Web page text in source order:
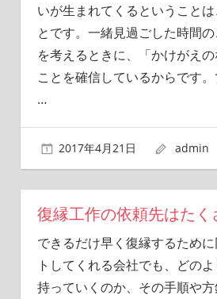
いが生まれてくるということ
とです。一緒見過ごした時間
を考えるときに、「かけがえの
ことを確信しているからです
…
2017年4月21日 admin
復縁工作の依頼先はたく
できるだけ早く復縁するため
トしてくれる会社でも、どの
持っていくのか、その手順や